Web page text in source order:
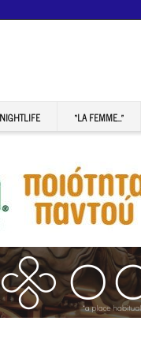
NIGHTLIFE “LA FEMME…”